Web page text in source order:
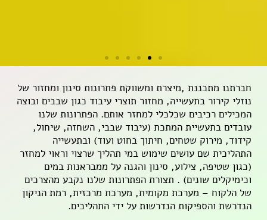
Factory processes & layout
design | Special purpose
automatic machine design |
Consultation & Supervising |
Mechanical design services |
PLC Software programming
המשך לקרוא...
חברתנו מתכננת ,מיצרת ומשווקת פתרונות סינון ומחזור של
נוזלי קירור בתעשייה, מחזור תוצרי עיבוד כגון שבבים ובוצה
המכילים רכיבים שכלכלי למחזר אותם. הפתרונות שלנו
עובדים בתעשיית המתכת (עיבוד שבבי, השחזה, שיחול,
קידוד, מירוק שטחים, חיתוך בחוט ועוד) ובתעשייה
התהליכית שם עושים שימוש במי תהליך שרצוי וראוי למחזר
(כגון שטיפה, צילוע, סינון והגנה על ממבראנות במים
וכימיקלים שונים) . תצורת הפתרונות שלנו נקבע מהצרכים
של הלקוח – מערכת מקומית, מערכת מרכזית, רמת הניקון
הנדרשת והספיקות הנדרשות על ידי התהליכים.